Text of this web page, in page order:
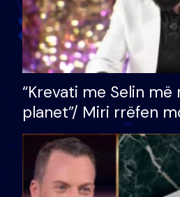
“Krevati me Selin
planet”/ Miri rrëfen
bukura në shtëpinë e
mungojë zilja e